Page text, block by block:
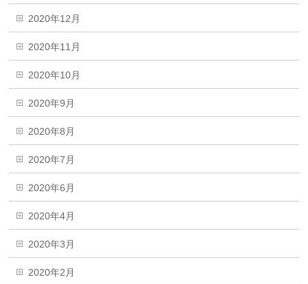
2020年12月
2020年11月
2020年10月
2020年9月
2020年8月
2020年7月
2020年6月
2020年4月
2020年3月
2020年2月